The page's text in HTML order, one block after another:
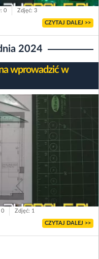
0 Zdjęć: 3
CZYTAJ DALEJ >>
2024
wprowadzić w
0 Zdjęć: 1
CZYTAJ DALEJ >>